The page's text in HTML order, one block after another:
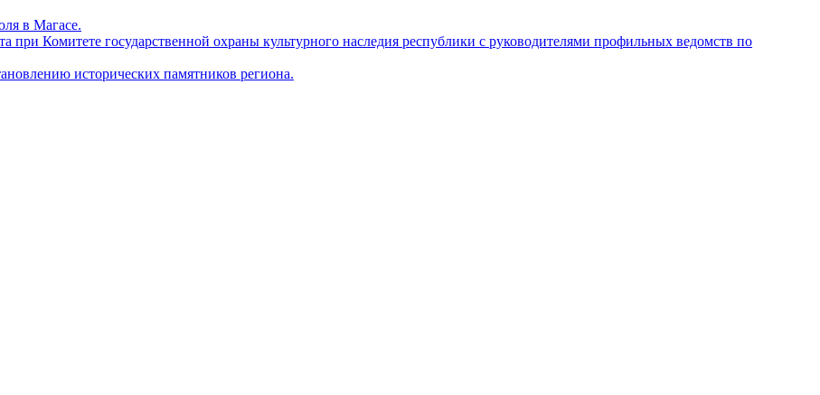
в Магасе.
при Комитете государственной охраны культурного наследия республики с руководителями профильных ведомств по
исторических памятников региона.